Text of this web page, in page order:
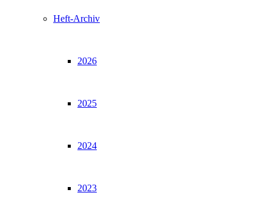
Heft-Archiv
2026
2025
2024
2023